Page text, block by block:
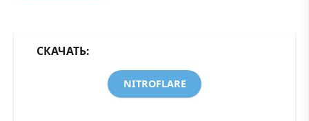
СКАЧАТЬ:
NITROFLARE